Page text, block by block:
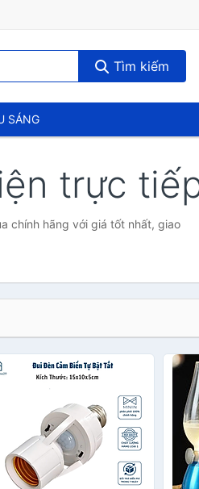
Tìm kiếm
SÁNG
trực
chính hãng với giá tốt nhất, giao